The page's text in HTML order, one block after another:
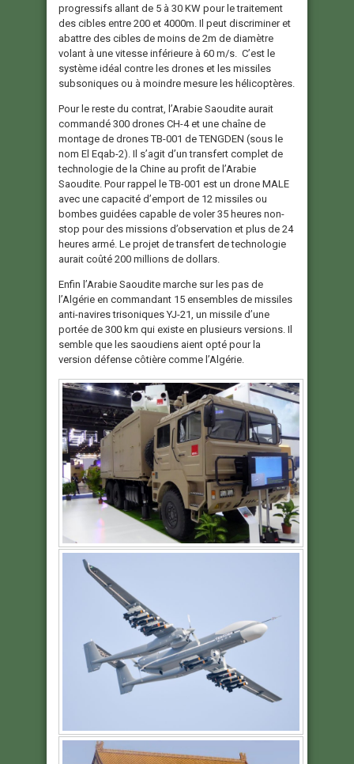
progressifs allant de 5 à 30 KW pour le traitement
des cibles entre 200 et 4000m. Il peut discriminer et
abattre des cibles de moins de 2m de diamètre
volant à une vitesse inférieure à 60 m/s. C’est le
système idéal contre les drones et les missiles
subsoniques ou à moindre mesure les hélicoptères.
Pour le reste du contrat, l’Arabie Saoudite aurait
commandé 300 drones CH-4 et une chaîne de
montage de drones TB-001 de TENGDEN (sous le
nom El Eqab-2). Il s’agit d’un transfert complet de
technologie de la Chine au profit de l’Arabie
Saoudite. Pour rappel le TB-001 est un drone MALE
avec une capacité d’emport de 12 missiles ou
bombes guidées capable de voler 35 heures non-
stop pour des missions d’observation et plus de 24
heures armé. Le projet de transfert de technologie
aurait coûté 200 millions de dollars.
Enfin l’Arabie Saoudite marche sur les pas de
l’Algérie en commandant 15 ensembles de missiles
anti-navires trisoniques YJ-21, un missile d’une
portée de 300 km qui existe en plusieurs versions. Il
semble que les saoudiens aient opté pour la
version défense côtière comme l’Algérie.